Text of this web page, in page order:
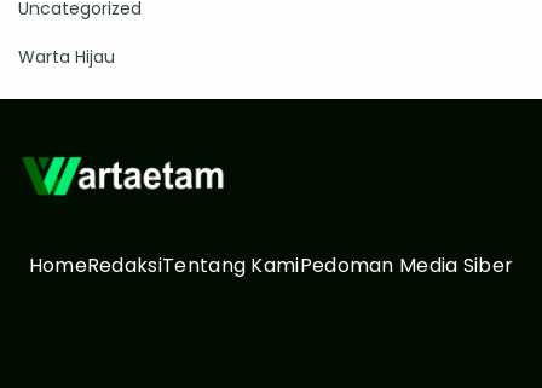
Uncategorized
Warta Hijau
HomeRedaksiTentang KamiPedoman Media Siber